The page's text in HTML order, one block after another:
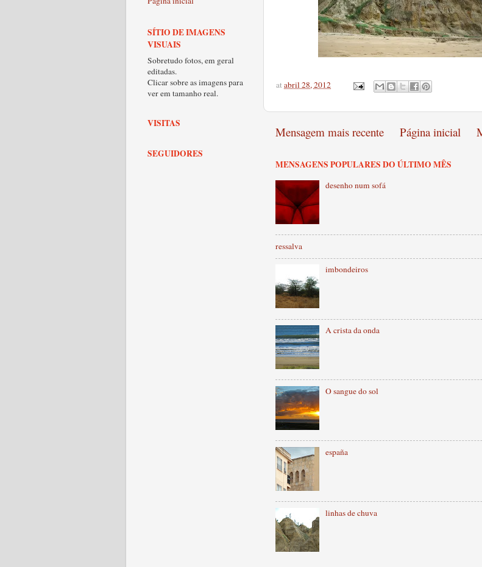
atabril 28, 2012
Mensagem mais recente Página inicial
MENSAGENS POPULARES DO ÚLTIMO MÊS
desenho num sofá
ressalva
imbondeiros
A crista da onda
O sangue do sol
españa
linhas de chuva
SÍTIO DE IMAGENS
VISUAIS
Sobretudo fotos, em geral
editadas.
Clicar sobre as imagens para
ver em tamanho real.
VISITAS
SEGUIDORES